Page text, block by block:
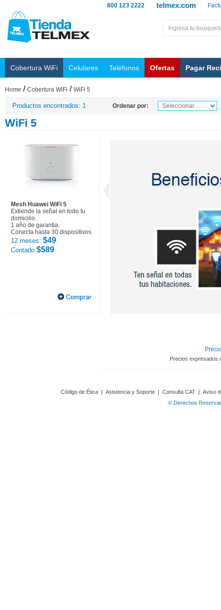
telmex.com
800 123 2222
Cobertura WiFi Celulares Teléfonos Ofertas Pagar
Home / Cobertura WiFi / WiFi 5
Productos encontrados: 1 Ordenar por:
WiFi 5
Mesh Huawei WiFi 5
Extiende la señal en todo tu
domicilio.
1 año de garantia.
Conecta hasta 30 dispositivos.
12 meses: $49
Contado $589
Precios expresados
Código de Ética | Asistencia y Soporte | Consulta CAT | Aviso
© Derechos